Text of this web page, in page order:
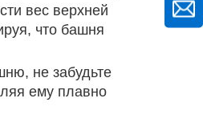
вес верхней
что башня
не забудьте
ему плавно